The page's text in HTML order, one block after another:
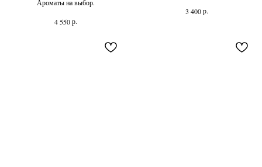
Ароматы на выбор.
4 550 р.
3 400 р.